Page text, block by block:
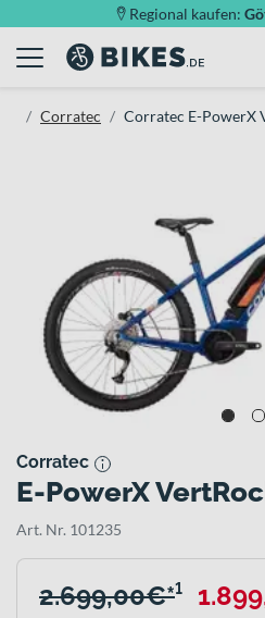
Regional kaufen:
Corratec Corratec E-PowerX
Corratec
E-PowerX
Art. Nr. 101235
2.699,00€*¹